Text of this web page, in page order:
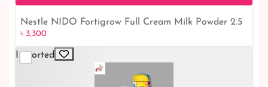
Nestle NIDO Fortigrow Full Cream Milk Powder 2.5
Kg TIN
৳ 3,300
Imported